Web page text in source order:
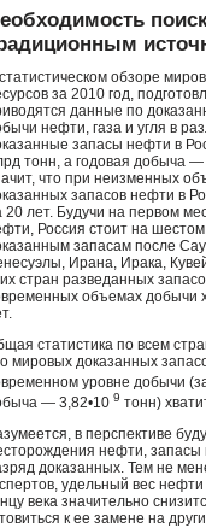
обзоре
за 2010 год,
данные по
нефти, газа и угля в
запасы нефти в
тонн, а годовая добыча
что при неизменных
запасов нефти в
20 лет. Будучи на первом
Россия стоит на
запасам после
Ирана, Ирака,
стран разведанных
объемах добычи
статистика по всем
мировых доказанных
уровне добычи
— 3,82•10 9 тонн)
в перспективе
нефти, запасы
доказанных. Тем не
удельный вес нефти
века значительно
к ее замене на